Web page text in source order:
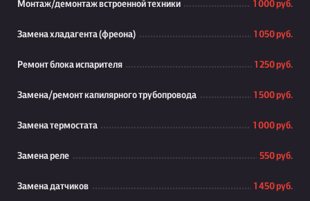
Монтаж/демонтаж встроенной техники 1 000 руб.
Замена хладагента (фреона) 1 050 руб.
Ремонт блока испарителя 1 250 руб.
Замена/ремонт капилярного трубопровода 1 500 руб.
Замена термостата 1 000 руб.
Замена реле 550 руб.
Замена датчиков 1 450 руб.